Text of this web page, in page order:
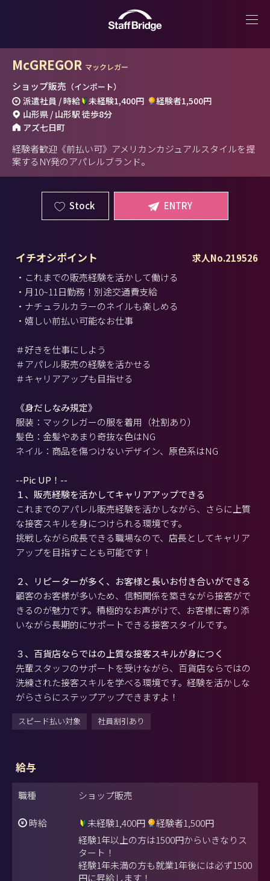
McGREGOR マックレガー
ショップ販売 （インポート）
派遣社員 / 時給 未経験1,400円
経験者1,500円
山形県 / 山形駅 徒歩8分
アズ七日町
経験者歓迎《前払い可》アメリカンカジュアルスタイルを提
案するNY発のアパレルブランド。
Stock ENTRY
求人No.219526
イチオシポイント
・これまでの販売経験を活かして働ける
・月10~11日勤務！別途交通費支給
・ナチュラルカラーのネイルも楽しめる
・嬉しい前払い可能なお仕事
＃好きを仕事にしよう
＃アパレル販売の経験を活かせる
＃キャリアアップも目指せる
《身だしなみ規定》
服装：マックレガーの服を着用（社割あり）
髪色：金髪やあまり奇抜な色はNG
ネイル：商品を傷つけないデザイン、原色系はNG
--Pic UP！--
１、販売経験を活かしてキャリアアップできる
これまでのアパレル販売経験を活かしながら、さらに上質
な接客スキルを身につけられる環境です。
挑戦しながら成長できる職場なので、店長としてキャリア
アップを目指すことも可能です！
２、リピーターが多く、お客様と長いお付き合いができる
顧客のお客様が多いため、信頼関係を築きながら接客がで
きるのが魅力です。積極的なお声がけで、お客様に寄り添
いながら長期的にサポートできる接客スタイルです。
３、百貨店ならではの上質な接客スキルが身につく
先輩スタッフのサポートを受けながら、百貨店ならではの
洗練された接客スキルを学べる環境です。経験を活かしな
がらさらにステップアップできますよ！
スピード払い対象 社員割引あり
給与
職種 ショップ販売
時給 未経験1,400円
経験者1,500円
経験1年以上の方は1500円からいきなりス
タート！
経験1年未満の方も就業1年後には必ず1500
円に昇給します！